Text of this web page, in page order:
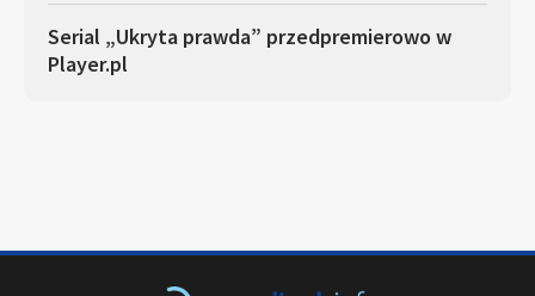
Serial „Ukryta prawda” przedpremierowo w
Player.pl